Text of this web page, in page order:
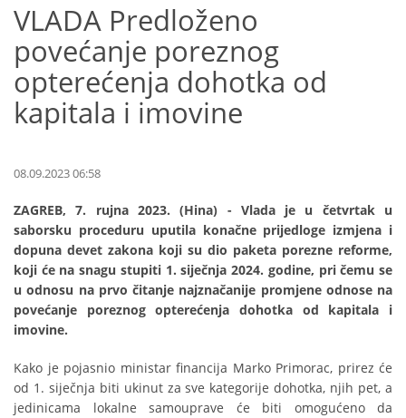
VLADA Predloženo
povećanje poreznog
opterećenja dohotka od
kapitala i imovine
08.09.2023 06:58
ZAGREB, 7. rujna 2023. (Hina) - Vlada je u četvrtak u
saborsku proceduru uputila konačne prijedloge izmjena i
dopuna devet zakona koji su dio paketa porezne reforme,
koji će na snagu stupiti 1. siječnja 2024. godine, pri čemu se
u odnosu na prvo čitanje najznačanije promjene odnose na
povećanje poreznog opterećenja dohotka od kapitala i
imovine.
Kako je pojasnio ministar financija Marko Primorac, prirez će
od 1. siječnja biti ukinut za sve kategorije dohotka, njih pet, a
jedinicama lokalne samouprave će biti omogućeno da